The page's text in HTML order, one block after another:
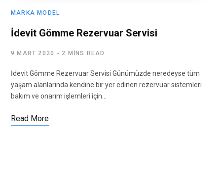
MARKA MODEL
İdevit Gömme Rezervuar Servisi
9 MART 2020 2 MINS READ
İdevit Gömme Rezervuar Servisi Günümüzde neredeyse tüm
yaşam alanlarında kendine bir yer edinen rezervuar sistemleri
bakım ve onarım işlemleri için…
Read More